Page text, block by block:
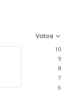
Votos
10
9
8
7
6